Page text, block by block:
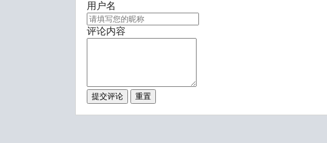
用户名
评论内容
提交评论 重置